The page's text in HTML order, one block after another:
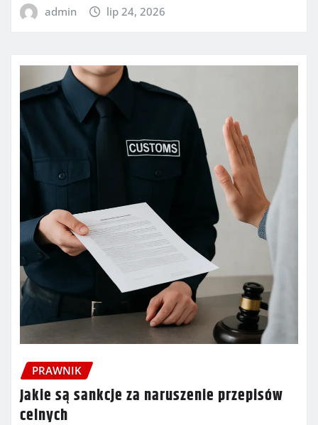
admin lip 24, 2026
PRAWNIK
Jakie są sankcje za naruszenie przepisów
celnych